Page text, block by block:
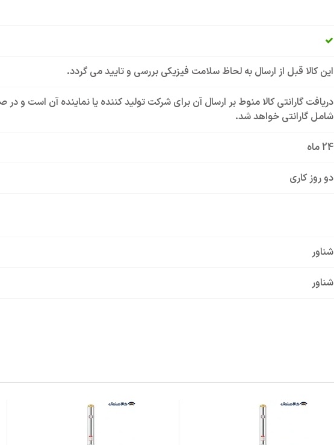
این کالا قبل از ارسال به لحاظ سلامت فیزیکی بررسی و تایید می گردد.
دریافت گارانتی کالا منوط بر ارسال آن برای شرکت تولید کننده یا نماینده آن است و در
شامل گارانتی خواهد شد.
24 ماه
دو روز کاری
شناور
شناور